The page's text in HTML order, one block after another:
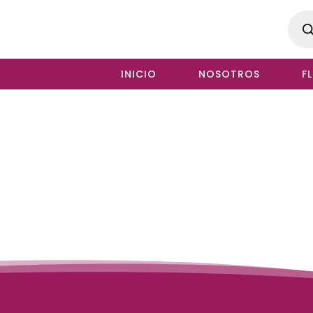
search
INICIO NOSOTROS